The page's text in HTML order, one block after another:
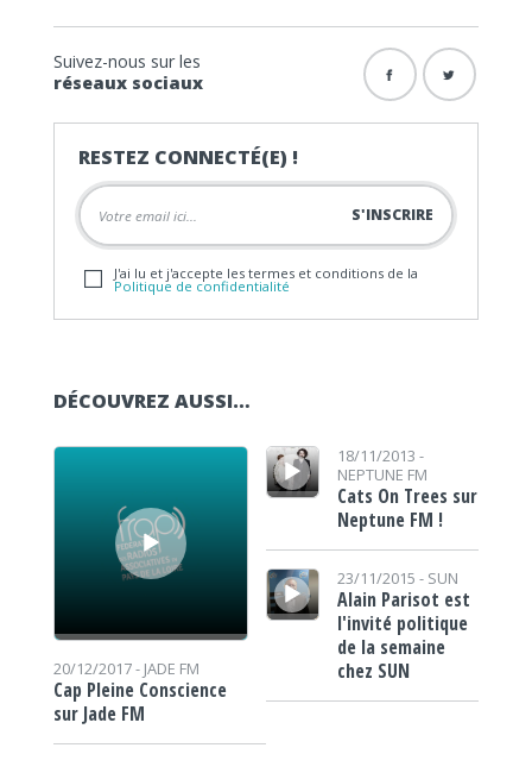
Suivez-nous sur les
réseaux sociaux
RESTEZ CONNECTÉ(E) !
J'ai lu et j'accepte les termes et conditions de la
Politique de confidentialité
DÉCOUVREZ AUSSI…
Lecteur audio
20/12/2017 - JADE FM
Cap Pleine Conscience
sur Jade FM
Lecteur audio18/11/2013 -
NEPTUNE FM
Cats On Trees sur
Neptune FM !
Lecteur audio
23/11/2015 - SUN
Alain Parisot est
l'invité politique
de la semaine
chez SUN